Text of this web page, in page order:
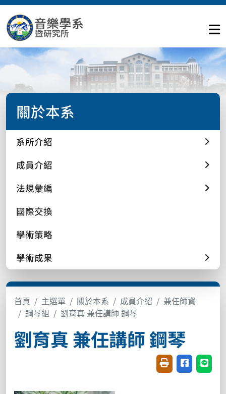
關於本系
系所介紹
成員介紹
法規彙編
國際交換
學術策略
學術成果
首頁 主選單 關於本系 成員介紹
兼任師資
鋼琴組
劉育真 兼任講師 鋼琴
劉育真 兼任講師 鋼琴
友善列印(開新視
分享至臉書
分享